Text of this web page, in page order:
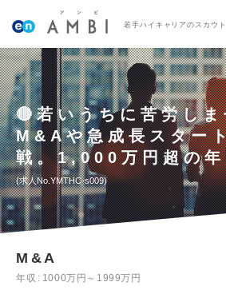
若手ハイキャリアのスカウ
🔴若いうちに苦労し
M&Aや急成長スター
戦。1,000万円超の
求人No.YMTHC-s009
M&A
年収
1000万円～1999万円